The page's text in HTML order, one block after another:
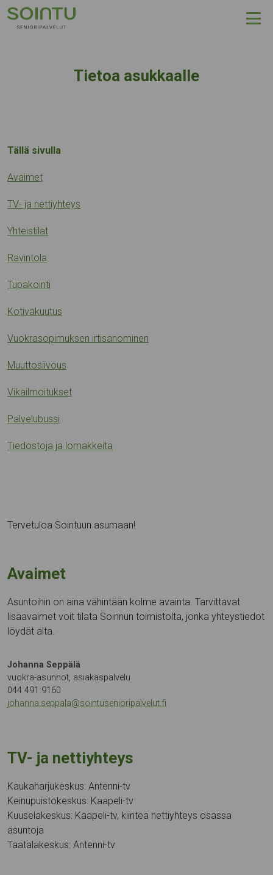
Hyppää sisältöön
Tietoa asukkaalle
Tällä sivulla
Avaimet
TV- ja nettiyhteys
Yhteistilat
Ravintola
Tupakointi
Kotivakuutus
Vuokrasopimuksen irtisanominen
Muuttosiivous
Vikailmoitukset
Palvelubussi
Tiedostoja ja lomakkeita
Tervetuloa Sointuun asumaan!
Avaimet
Asuntoihin on aina vähintään kolme avainta. Tarvittavat
lisäavaimet voit tilata Soinnun toimistolta, jonka yhteystiedot
löydät alta.
Johanna Seppälä
vuokra-asunnot, asiakaspalvelu
044 491 9160
johanna.seppala@sointusenioripalvelut.fi
TV- ja nettiyhteys
Kaukaharjukeskus: Antenni-tv
Keinupuistokeskus: Kaapeli-tv
Kuuselakeskus: Kaapeli-tv, kiinteä nettiyhteys osassa
asuntoja
Taatalakeskus: Antenni-tv